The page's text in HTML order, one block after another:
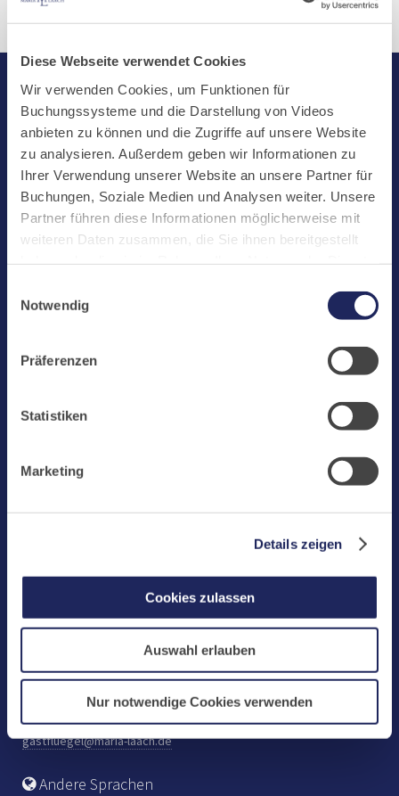
Diese Webseite verwendet Cookies
Wir verwenden Cookies, um Funktionen für
Buchungssysteme und die Darstellung von Videos
anbieten zu können und die Zugriffe auf unsere Website
zu analysieren. Außerdem geben wir Informationen zu
Ihrer Verwendung unserer Website an unsere Partner für
Buchungen, Soziale Medien und Analysen weiter. Unsere
Partner führen diese Informationen möglicherweise mit
weiteren Daten zusammen, die Sie ihnen bereitgestellt
challenges.cloudflare.com: Wir verwenden das online
Buchungssystem MEWS in unserem Hotel und unserem
übermittelt. Cookies von eu5.bookingkit.de: Wir
Buchungen von Bibliotheks- und Klosterführungen. Um
Buchungen durchführen zu können akzeptieren Sie bitte
Notwendig
Präferenzen
Statistiken
Marketing
Details zeigen
Cookies zulassen
Auswahl erlauben
Nur notwendige Cookies verwenden
Start
Aktuelles
Kloster
Klosterbetriebe
Spenden
Laacher See
Jobs
Fax: +49 (0) 2652 59-359
www.maria-laach.de
Tel: +49 (0) 2652 59-313
Fax: +49 (0) 2652 59-282
gastfluegel@maria-laach.de
Andere Sprachen